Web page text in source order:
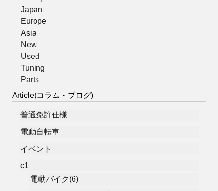
Japan
Europe
Asia
New
Used
Tuning
Parts
Article(コラム・ブログ)
普通免許仕様
電動自転車
イベント
c1
電動バイク(6)